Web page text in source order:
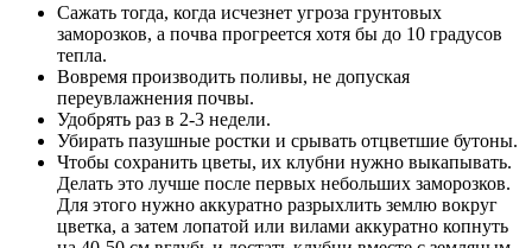
Сажать тогда, когда исчезнет угроза грунтовых
заморозков, а почва прогреется хотя бы до 10 градусов
тепла.
Вовремя производить поливы, не допуская
переувлажнения почвы.
Удобрять раз в 2-3 недели.
Убирать пазушные ростки и срывать отцветшие бутоны.
Чтобы сохранить цветы, их клубни нужно выкапывать.
Делать это лучше после первых небольших заморозков.
Для этого нужно аккуратно разрыхлить землю вокруг
цветка, а затем лопатой или вилами аккуратно копнуть